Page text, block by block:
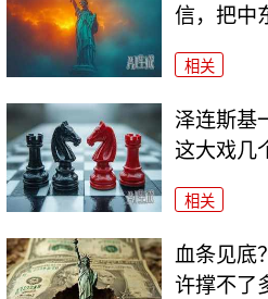
信，把中
相关
泽连斯基
这大戏几
相关
血条见底
许撑不了